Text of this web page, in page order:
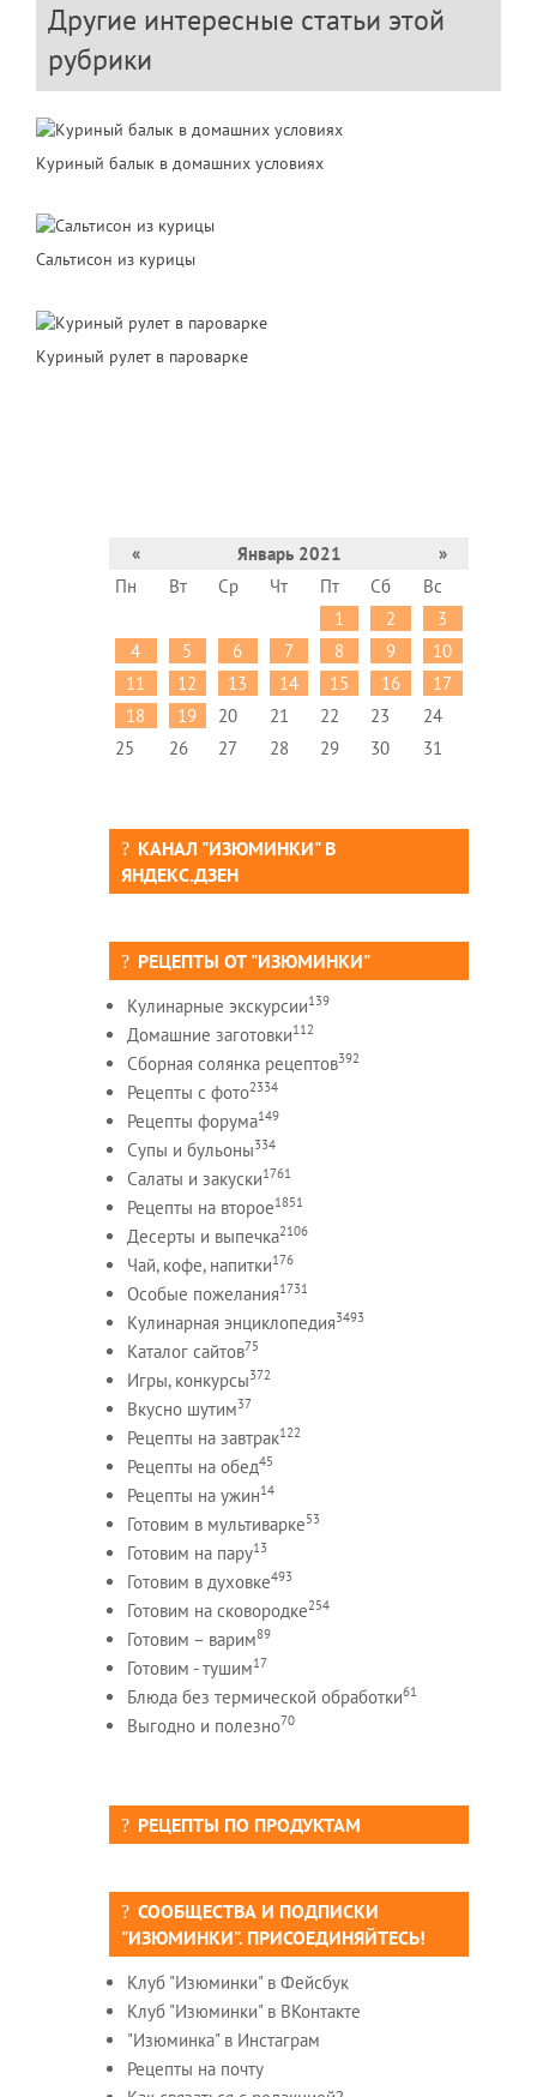
Другие интересные статьи этой
рубрики
Куриный балык в домашних условиях
Сальтисон из курицы
Куриный рулет в пароварке
« Январь 2021
»
Пн
Вт Ср Чт Пт Сб
Вс
1
2
3
4
5 6 7 8 9
10
11
12 13 14 15 16
17
18
19 20 21 22 23
24
25
26 27 28 29 30 31
КАНАЛ "ИЗЮМИНКИ" В
ЯНДЕКС.ДЗЕН
РЕЦЕПТЫ ОТ "ИЗЮМИНКИ"
Кулинарные экскурсии139
Домашние заготовки112
Сборная солянка рецептов392
Рецепты c фото2334
Рецепты форума149
Супы и бульоны334
Салаты и закуски1761
Рецепты на второе1851
Десерты и выпечка2106
Чай, кофе, напитки176
Особые пожелания1731
Кулинарная энциклопедия3493
Каталог сайтов75
Игры, конкурсы372
Вкусно шутим37
Рецепты на завтрак122
Рецепты на обед45
Рецепты на ужин14
Готовим в мультиварке53
Готовим на пару13
Готовим в духовке493
Готовим на сковородке254
Готовим – варим89
Готовим - тушим17
Блюда без термической обработки61
Выгодно и полезно70
РЕЦЕПТЫ ПО ПРОДУКТАМ
СООБЩЕСТВА И ПОДПИСКИ
"ИЗЮМИНКИ". ПРИСОЕДИНЯЙТЕСЬ!
Клуб "Изюминки" в Фейсбук
Клуб "Изюминки" в ВКонтакте
"Изюминка" в Инстаграм
Рецепты на почту